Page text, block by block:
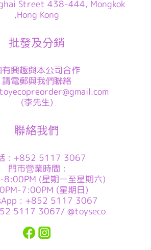
Street 438-444, Mongkok
,Hong Kong
批發及分銷
興趣與本公司合作
請電郵與我們聯絡
(李先生)
聯絡我們
: +852 5117 3067
門市營業時間 :
(星期一至星期六)
7:00PM (星期日)
: +852 5117 3067
5117 3067/ @toyseco